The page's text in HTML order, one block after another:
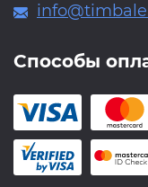
Способы